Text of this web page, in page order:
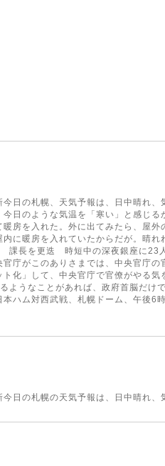
日の札幌、天気予報は、日中晴れ、
日のような気温を「寒い」と感じる
房を入れた。外に出てみたら、屋外
に暖房を入れていたからだが。晴
長を更迭 時短中の深夜銀座に23
庁がこのありさまでは、中央官庁の
化」して、中央官庁で官僚がやる気
ようなことがあれば、政府首脳だけ
ハム対西武戦、札幌ドーム、午後6
日の札幌の天気予報は、日中晴れ、